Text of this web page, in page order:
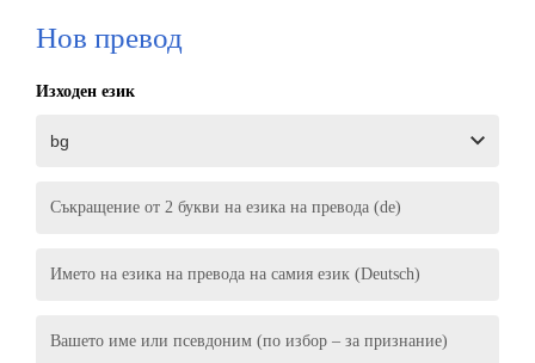
Нов превод
Изходен език
Съкращение от 2 букви на езика на превода (de)
Името на езика на превода на самия език (Deutsch)
Вашето име или псевдоним (по избор – за признание)